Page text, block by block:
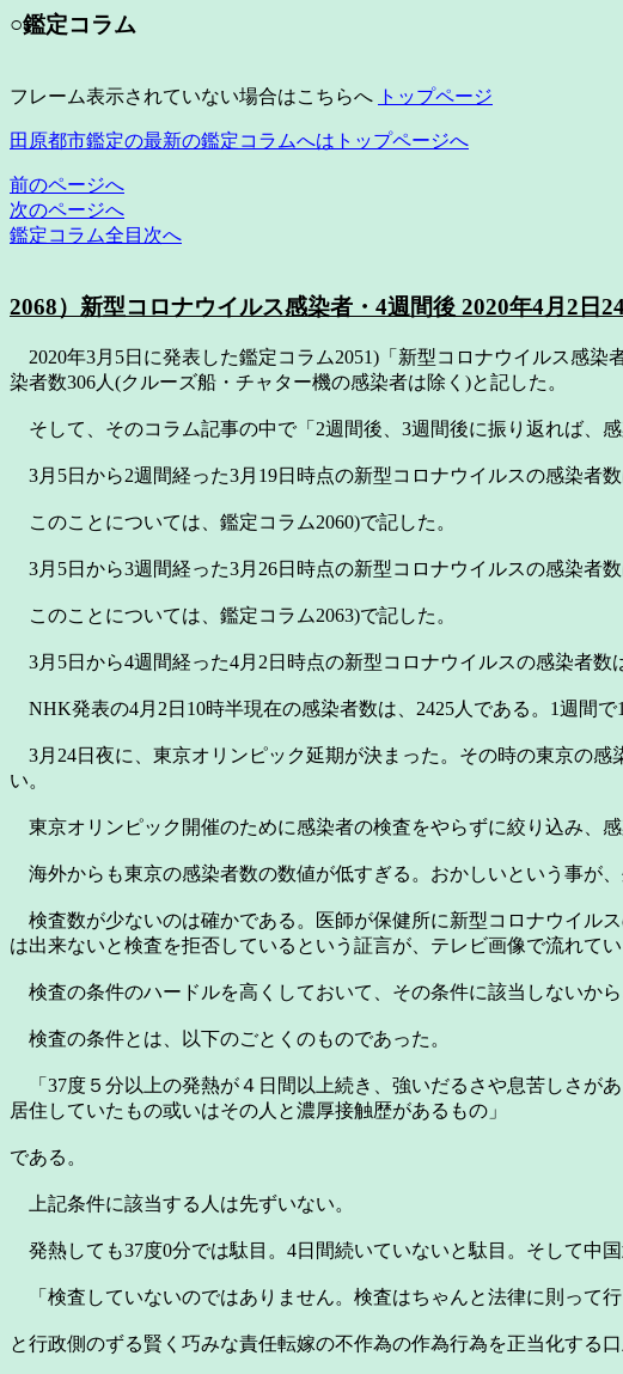
○鑑定コラム
フレーム表示されていない場合はこちらへ トップページ
田原都市鑑定の最新の鑑定コラムへはトップページへ
前のページへ
次のページへ
鑑定コラム全目次へ
2068）新型コロナウイルス感染者・4週間後 2020年4月2日
2020年3月5日に発表した鑑定コラム2051)「新型コロナウイルス感染
染者数306人(クルーズ船・チャター機の感染者は除く)と記した。
そして、そのコラム記事の中で「2週間後、3週間後に振り返れば、
3月5日から2週間経った3月19日時点の新型コロナウイルスの感染者数
このことについては、鑑定コラム2060)で記した。
3月5日から3週間経った3月26日時点の新型コロナウイルスの感染者数
このことについては、鑑定コラム2063)で記した。
3月5日から4週間経った4月2日時点の新型コロナウイルスの感染者数
NHK発表の4月2日10時半現在の感染者数は、2425人である。1週間で
3月24日夜に、東京オリンピック延期が決まった。その時の東京の感
い。
東京オリンピック開催のために感染者の検査をやらずに絞り込み、
海外からも東京の感染者数の数値が低すぎる。おかしいという事が
検査数が少ないのは確かである。医師が保健所に新型コロナウイル
は出来ないと検査を拒否しているという証言が、テレビ画像で流れてい
検査の条件のハードルを高くしておいて、その条件に該当しないか
検査の条件とは、以下のごとくのものであった。
「37度５分以上の発熱が４日間以上続き、強いだるさや息苦しさが
居住していたもの或いはその人と濃厚接触歴があるもの」
である。
上記条件に該当する人は先ずいない。
発熱しても37度0分では駄目。4日間続いていないと駄目。そして中
「検査していないのではありません。検査はちゃんと法律に則って
と行政側のずる賢く巧みな責任転嫁の不作為の作為行為を正当化する